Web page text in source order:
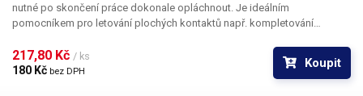
nutné po skončení práce dokonale opláchnout. Je ideálním
pomocníkem pro letování plochých kontaktů např. kompletování
mikropájky a jednoduché obnovení smáčivosti cínu na jeho povrchu
217,80 Kč / ks
180 Kč bez DPH
Koupit